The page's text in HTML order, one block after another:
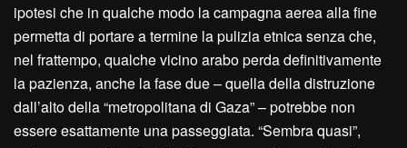
ipotesi che in qualche modo la campagna aerea alla fine
permetta di portare a termine la pulizia etnica senza che,
nel frattempo, qualche vicino arabo perda definitivamente
la pazienza, anche la fase due – quella della distruzione
dall’alto della “metropolitana di Gaza” – potrebbe non
essere esattamente una passeggiata. “Sembra quasi”,